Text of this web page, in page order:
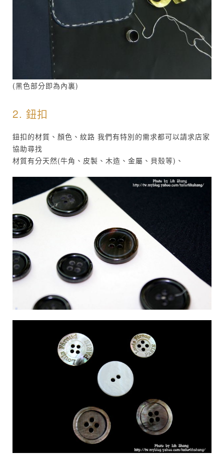
(黑色部分即為內裏)
2. 鈕扣
鈕扣的材質、顏色、紋路 我們有特別的需求都可以請求店家
協助尋找
材質有分天然(牛角、皮製、木造、金屬、貝殼等)、